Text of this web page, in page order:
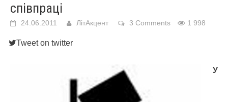
співпраці
24.06.2011 ЛітАкцент 3 Comments 1 998
Tweet on twitter
У